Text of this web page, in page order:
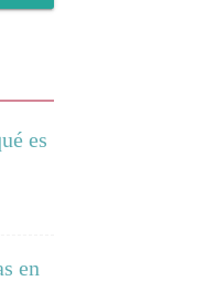
es
en